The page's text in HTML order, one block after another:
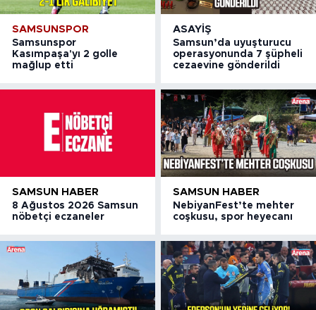
SAMSUNSPOR
Samsunspor
Kasımpaşa'yı 2 golle
mağlup etti
ASAYIŞ
Samsun’da uyuşturucu
operasyonunda 7 şüpheli
cezaevine gönderildi
SAMSUN HABER
8 Ağustos 2026 Samsun
nöbetçi eczaneler
SAMSUN HABER
NebiyanFest’te mehter
coşkusu, spor heyecanı